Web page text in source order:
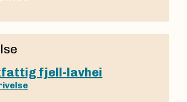
fjell-lavhei